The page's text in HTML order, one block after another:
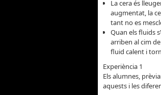
La cera és
augmentat, la
tant no es
Quan els fluids
arriben al cim
fluid calent i
Experiència 1
Els alumnes,
aquests i les